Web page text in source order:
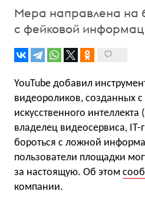
Мера направлена на
с фейковой
YouTube добавил
видеороликов, созданных
искусственного
владелец видеосервиса, IT-
бороться с ложной
пользователи площадки
за настоящую. Об этом
компании.